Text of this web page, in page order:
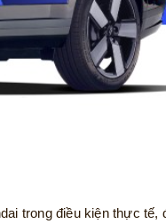
trong điều kiện thực